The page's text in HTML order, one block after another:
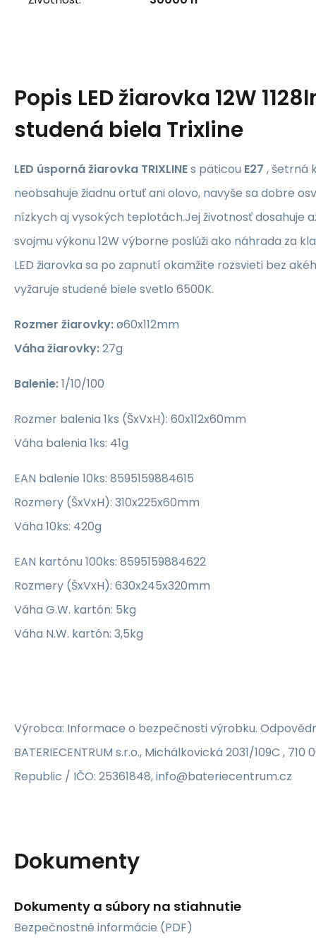
Popis LED žiarovka 12W
studená biela Trixline
LED úsporná žiarovka TRIXLINEs päticou E27 , šetrná
neobsahuje žiadnu ortuť ani olovo, navyše sa dobre
nízkych aj vysokých teplotách.Jej životnosť dosahuje
svojmu výkonu 12W výborne poslúži ako náhrada za
LED žiarovka sa po zapnutí okamžite rozsvieti bez
vyžaruje studené biele svetlo 6500K.
Rozmer žiarovky:ø60x112mm
Váha žiarovky:27g
Balenie:1/10/100
Rozmer balenia 1ks (ŠxVxH): 60x112x60mm
Váha balenia 1ks: 41g
EAN balenie 10ks: 8595159884615
Rozmery (ŠxVxH): 310x225x60mm
Váha 10ks: 420g
EAN kartónu 100ks: 8595159884622
Rozmery (ŠxVxH): 630x245x320mm
Váha G.W. kartón: 5kg
Váha N.W. kartón: 3,5kg
Výrobca: Informace o bezpečnosti výrobku.
BATERIECENTRUM s.r.o., Michálkovická 2031/109C ,
Republic / IČO: 25361848, info@bateriecentrum.cz
Dokumenty
Dokumenty a súbory na stiahnutie
Bezpečnostné informácie (PDF)